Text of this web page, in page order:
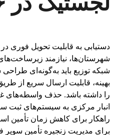
دستیابی به قابلیت تحویل فوری
شهرستان‌ها، نیازمند
شبکه توزیع باید به‌گونه‌ای
بهینه، قابلیت ارسال سریع از
را داشته باشد. حذف واسطه‌های
انبار مرکزی به سیستم‌های ثبت
راهکار برای کاهش زمان تأمین
برای مدیریت زنجیره تأمین